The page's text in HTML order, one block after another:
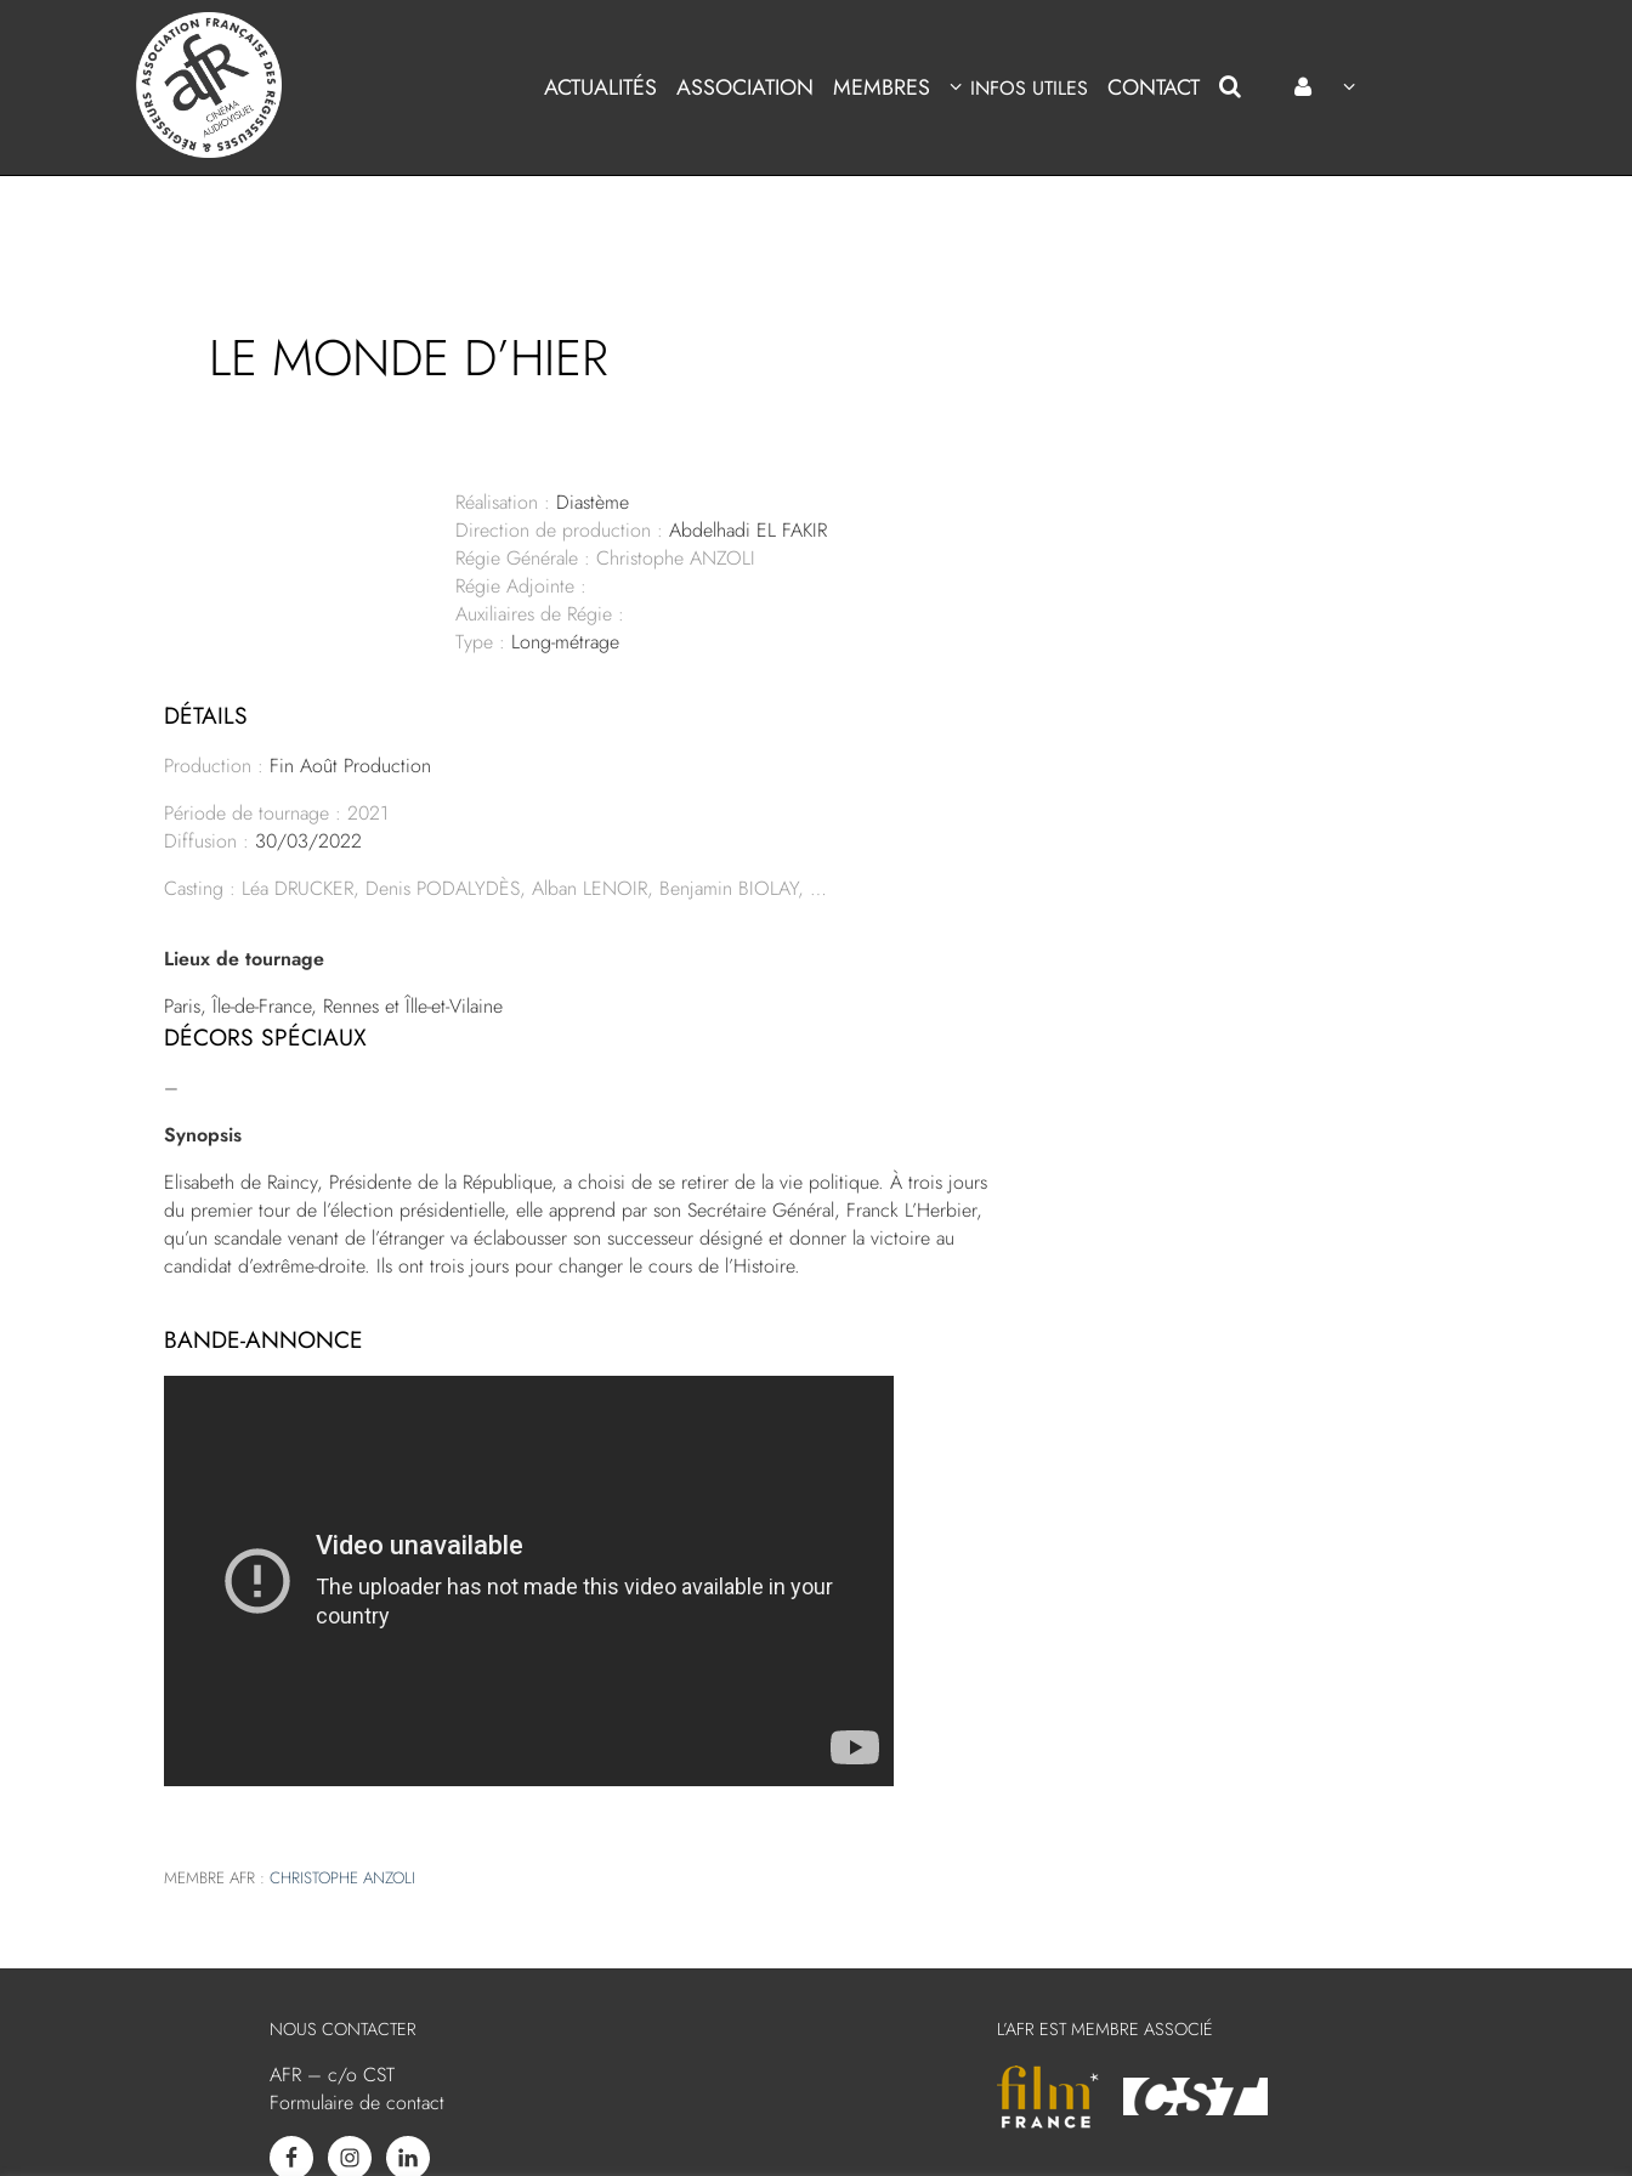
ACTUALITÉS ASSOCIATION MEMBRES INFOS UTILES CONTACT
LE MONDE D’HIER
Réalisation : Diastème
Direction de production : Abdelhadi EL FAKIR
Régie Générale : Christophe ANZOLI
Régie Adjointe :
Auxiliaires de Régie :
Type : Long-métrage
DÉTAILS
Production : Fin Août Production
Période de tournage : 2021
Diffusion : 30/03/2022
Casting : Léa DRUCKER, Denis PODALYDÈS, Alban LENOIR, Benjamin BIOLAY, …
Lieux de tournage
Paris, Île-de-France, Rennes et Îlle-et-Vilaine
DÉCORS SPÉCIAUX
–
Synopsis
Elisabeth de Raincy, Présidente de la République, a choisi de se retirer de la vie politique. À trois jours
du premier tour de l’élection présidentielle, elle apprend par son Secrétaire Général, Franck L’Herbier,
qu’un scandale venant de l’étranger va éclabousser son successeur désigné et donner la victoire au
candidat d’extrême-droite. Ils ont trois jours pour changer le cours de l’Histoire.
BANDE-ANNONCE
MEMBRE AFR : CHRISTOPHE ANZOLI
NOUS CONTACTER
AFR – c/o CST
Formulaire de contact
L’AFR EST MEMBRE ASSOCIÉ